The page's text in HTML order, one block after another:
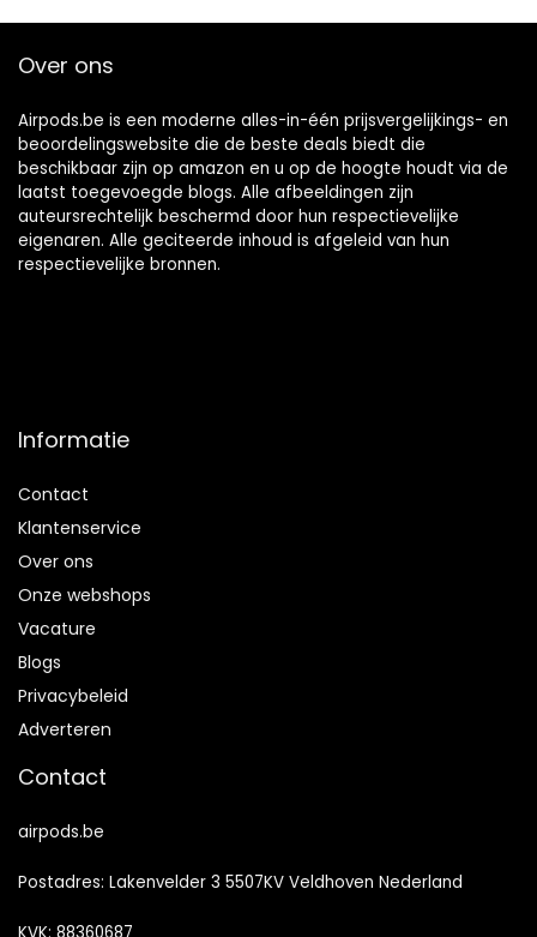
Over ons
Airpods.be is een moderne alles-in-één prijsvergelijkings- en
beoordelingswebsite die de beste deals biedt die
beschikbaar zijn op amazon en u op de hoogte houdt via de
laatst toegevoegde blogs. Alle afbeeldingen zijn
auteursrechtelijk beschermd door hun respectievelijke
eigenaren. Alle geciteerde inhoud is afgeleid van hun
respectievelijke bronnen.
Informatie
Contact
Klantenservice
Over ons
Onze webshops
Vacature
Blogs
Privacybeleid
Adverteren
Contact
airpods.be
Postadres: Lakenvelder 3 5507KV Veldhoven Nederland